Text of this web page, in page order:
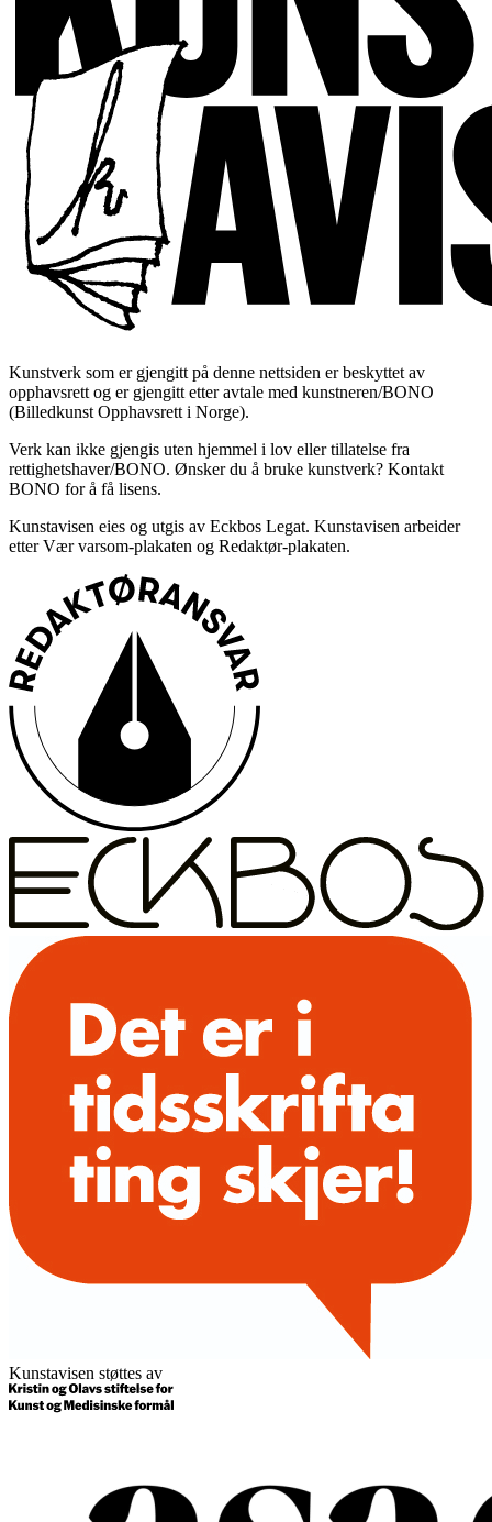
Kunstverk som er gjengitt på denne nettsiden er beskyttet av
opphavsrett og er gjengitt etter avtale med kunstneren/BONO
(Billedkunst Opphavsrett i Norge).
Verk kan ikke gjengis uten hjemmel i lov eller tillatelse fra
rettighetshaver/BONO. Ønsker du å bruke kunstverk? Kontakt
BONO for å få lisens.
Kunstavisen eies og utgis av Eckbos Legat. Kunstavisen arbeider
etter Vær varsom-plakaten og Redaktør-plakaten.
Kunstavisen støttes av